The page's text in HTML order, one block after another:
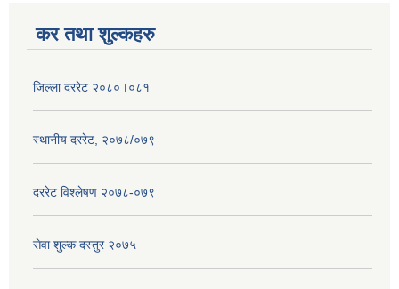
कर तथा शुल्कहरु
जिल्ला दररेट २०८०।०८१
स्थानीय दररेट, २०७८/०७९
दररेट विश्लेषण २०७८-०७९
सेवा शुल्क दस्तुर २०७५